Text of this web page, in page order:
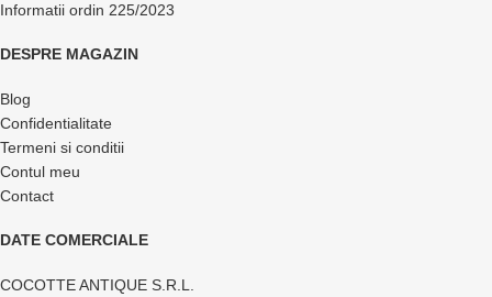
Informatii ordin 225/2023
DESPRE MAGAZIN
Blog
Confidentialitate
Termeni si conditii
Contul meu
Contact
DATE COMERCIALE
COCOTTE ANTIQUE S.R.L.